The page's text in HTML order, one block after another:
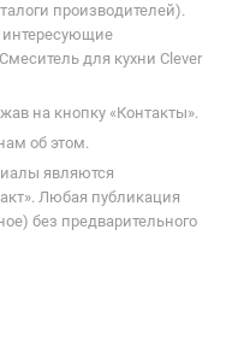
производителей).
интересующие
для кухни Clever
на кнопку «Контакты».
об этом.
являются
Любая публикация
без предварительного